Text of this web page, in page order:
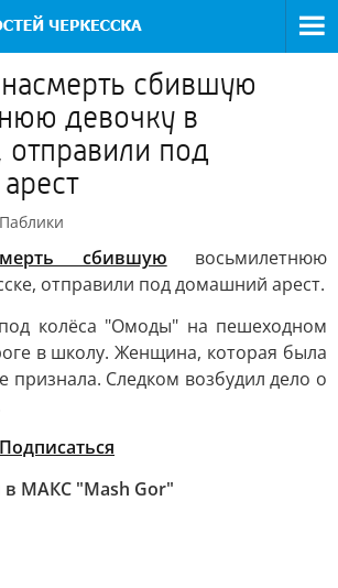
сбившую
девочку в
отправили под
Паблики
сбившую восьмилетнюю
отправили под домашний арест.
колёса "Омоды" на пешеходном
в школу. Женщина, которая была
признала. Следком возбудил дело о
Подписаться
в МАКС "Mash Gor"